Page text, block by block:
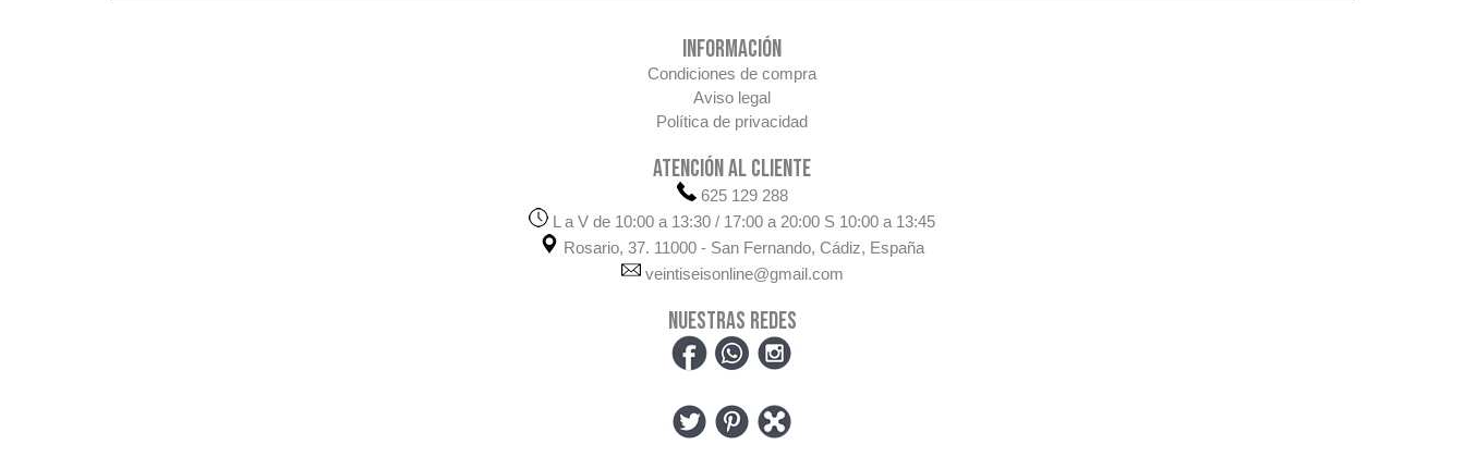
INFORMACIÓN
Condiciones de compra
Aviso legal
Política de privacidad
ATENCIÓN AL CLIENTE
625 129 288
L a V de 10:00 a 13:30 / 17:00 a 20:00 S 10:00 a 13:45
Rosario, 37. 11000 - San Fernando, Cádiz, España
veintiseisonline@gmail.com
NUESTRAS REDES